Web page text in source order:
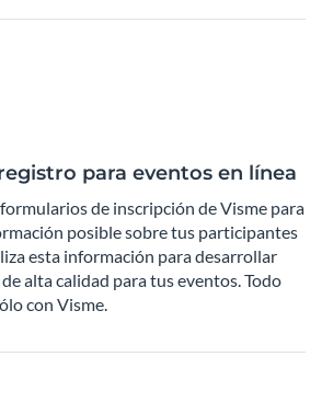
para eventos en línea
de inscripción de Visme para
posible sobre tus participantes
esta información para desarrollar
alta calidad para tus eventos. Todo
con Visme.